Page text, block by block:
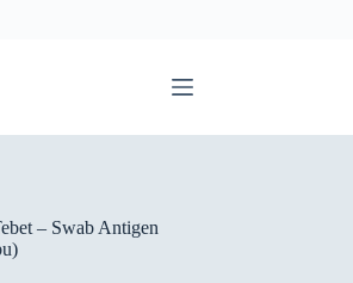
– Swab Antigen